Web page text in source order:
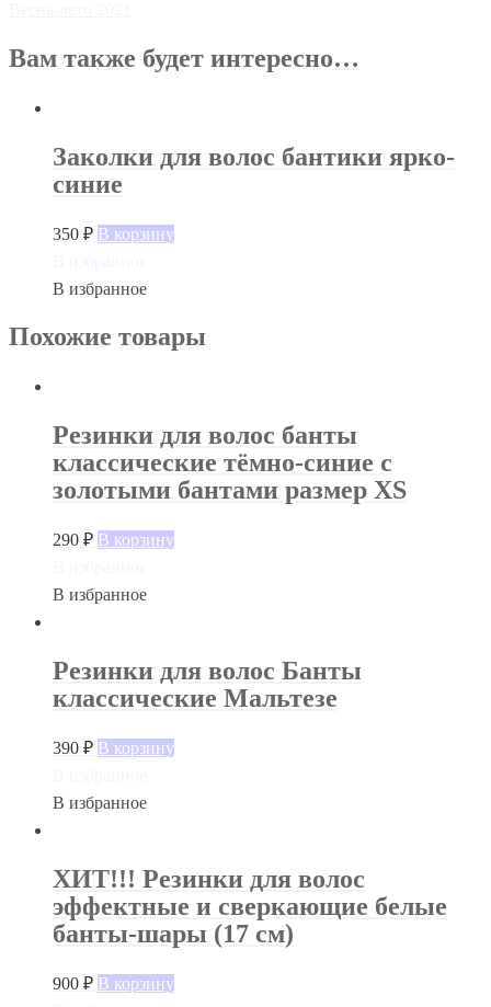
Вам также будет интересно…
Заколки для волос бантики ярко-
синие
350 ₽ В корзину
В избранное
Похожие товары
Резинки для волос банты
классические тёмно-синие с
золотыми бантами размер XS
290 ₽ В корзину
В избранное
Резинки для волос Банты
классические Мальтезе
390 ₽ В корзину
В избранное
ХИТ!!! Резинки для волос
эффектные и сверкающие белые
банты-шары (17 см)
900 ₽ В корзину